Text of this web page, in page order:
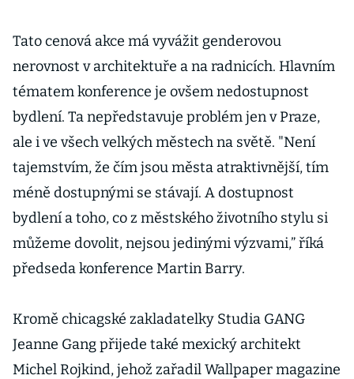
Tato cenová akce má vyvážit genderovou
nerovnost v architektuře a na radnicích. Hlavním
tématem konference je ovšem nedostupnost
bydlení. Ta nepředstavuje problém jen v Praze,
ale i ve všech velkých městech na světě. "Není
tajemstvím, že čím jsou města atraktivnější, tím
méně dostupnými se stávají. A dostupnost
bydlení a toho, co z městského životního stylu si
můžeme dovolit, nejsou jedinými výzvami,” říká
předseda konference Martin Barry.
Kromě chicagské zakladatelky Studia GANG
Jeanne Gang přijede také mexický architekt
Michel Rojkind, jehož zařadil Wallpaper magazine